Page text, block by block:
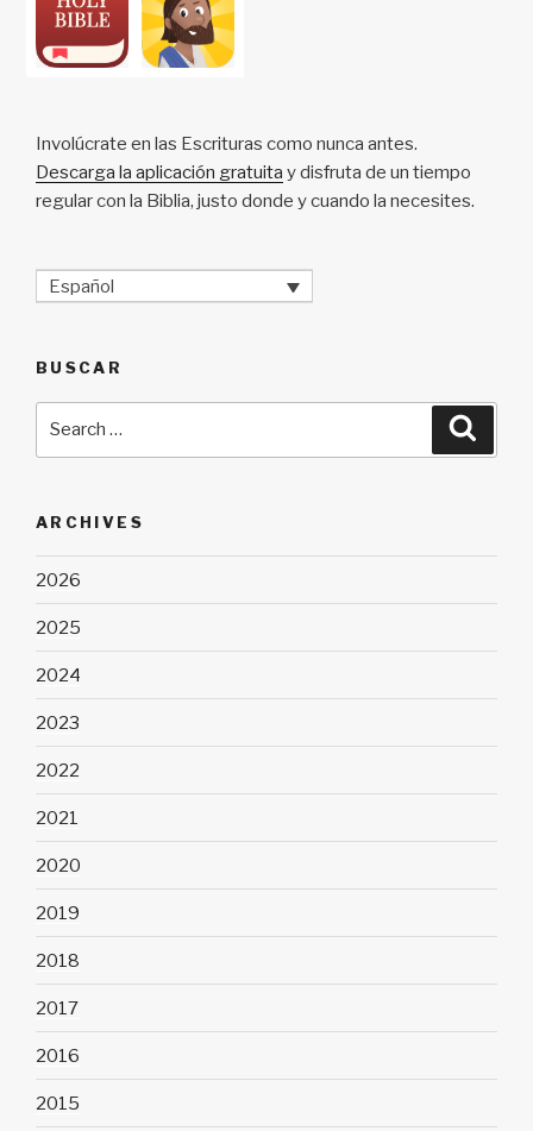
Involúcrate en las Escrituras como nunca antes.
Descarga la aplicación gratuita y disfruta de un tiempo
regular con la Biblia, justo donde y cuando la necesites.
Español
BUSCAR
ARCHIVES
2026
2025
2024
2023
2022
2021
2020
2019
2018
2017
2016
2015